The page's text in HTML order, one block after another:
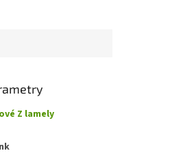
Z lamely